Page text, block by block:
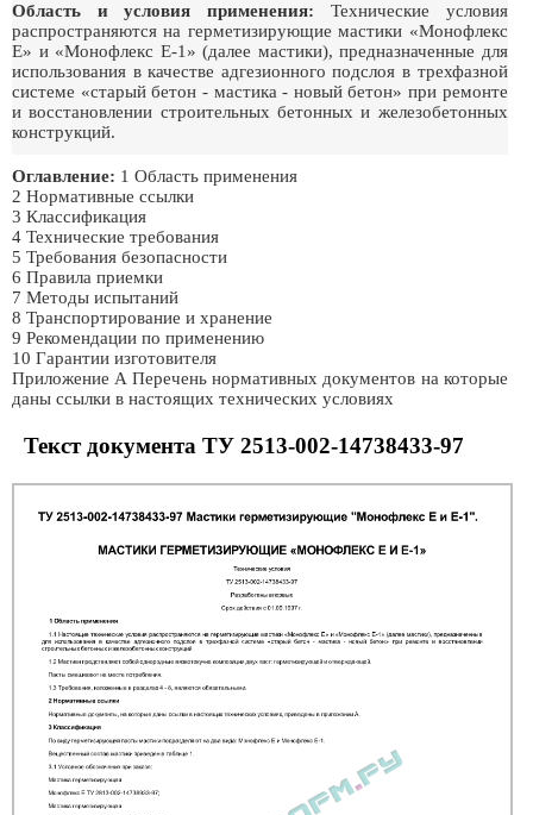
Область и условия применения: Технические условия
распространяются на герметизирующие мастики «Монофлекс
Е» и «Монофлекс Е-1» (далее мастики), предназначенные для
использования в качестве адгезионного подслоя в трехфазной
системе «старый бетон - мастика - новый бетон» при ремонте
и восстановлении строительных бетонных и железобетонных
конструкций.
Оглавление: 1 Область применения
2 Нормативные ссылки
3 Классификация
4 Технические требования
5 Требования безопасности
6 Правила приемки
7 Методы испытаний
8 Транспортирование и хранение
9 Рекомендации по применению
10 Гарантии изготовителя
Приложение А Перечень нормативных документов на которые
даны ссылки в настоящих технических условиях
Текст документа ТУ 2513-002-14738433-97